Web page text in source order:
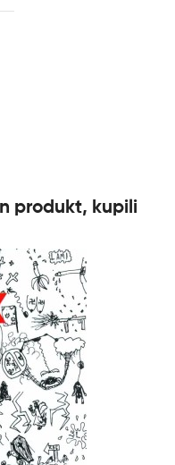
produkt, kupili